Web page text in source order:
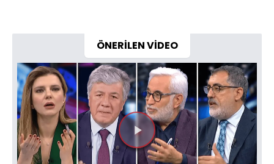
ÖNERİLEN VİDEO
Videoyu